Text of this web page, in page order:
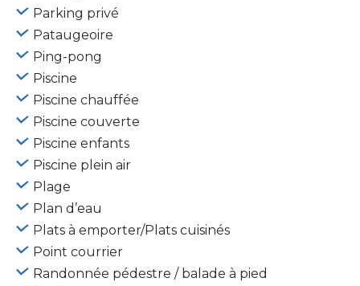
Parking privé
Pataugeoire
Ping-pong
Piscine
Piscine chauffée
Piscine couverte
Piscine enfants
Piscine plein air
Plage
Plan d’eau
Plats à emporter/Plats cuisinés
Point courrier
Randonnée pédestre / balade à pied